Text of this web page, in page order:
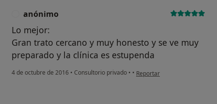
anónimo
Lo mejor:
Gran trato cercano y muy honesto y se ve muy
preparado y la clínica es estupenda
4 de octubre de 2016 • Consultorio privado • • en opinión del usuario
Reportar